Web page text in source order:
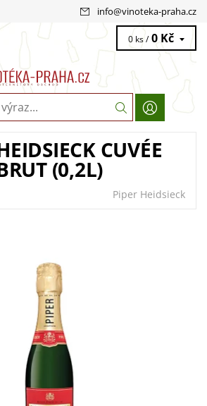
info@vinoteka-praha.cz
0 ks / 0 Kč
CUVÉE
(0,2L)
Piper Heidsieck